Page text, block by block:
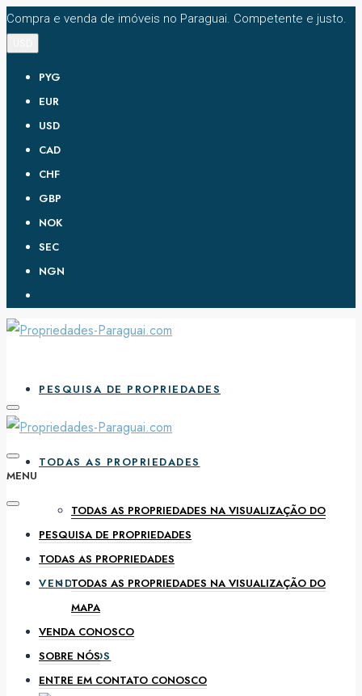
Compra e venda de imóveis no Paraguai. Competente e justo.
PYG
EUR
USD
CAD
CHF
GBP
NOK
SEC
NGN
PESQUISA DE PROPRIEDADES
TODAS AS PROPRIEDADES
TODAS AS PROPRIEDADES NA VISUALIZAÇÃO DO
MAPA
VENDA CONOSCO
SOBRE NÓS
MENU
PESQUISA DE PROPRIEDADES
TODAS AS PROPRIEDADES
TODAS AS PROPRIEDADES NA VISUALIZAÇÃO DO
MAPA
VENDA CONOSCO
SOBRE NÓS
ENTRE EM CONTATO CONOSCO